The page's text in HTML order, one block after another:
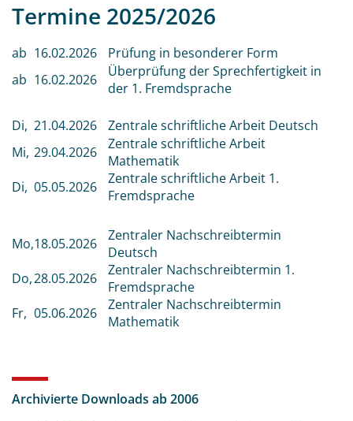
Termine 2025/2026
ab 16.02.2026
Prüfung in besonderer Form
ab 16.02.2026
Überprüfung der Sprechfertigkeit in
der 1. Fremdsprache
Di, 21.04.2026
Zentrale schriftliche Arbeit Deutsch
Mi, 29.04.2026
Zentrale schriftliche Arbeit
Mathematik
Di, 05.05.2026
Zentrale schriftliche Arbeit 1.
Fremdsprache
Mo,18.05.2026
Zentraler Nachschreibtermin
Deutsch
Do,28.05.2026
Zentraler Nachschreibtermin 1.
Fremdsprache
Fr, 05.06.2026
Zentraler Nachschreibtermin
Mathematik
Archivierte Downloads ab 2006